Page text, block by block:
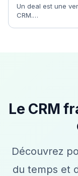
Un deal est une
CRM.…
Le CRM
Découvrez
du temps et